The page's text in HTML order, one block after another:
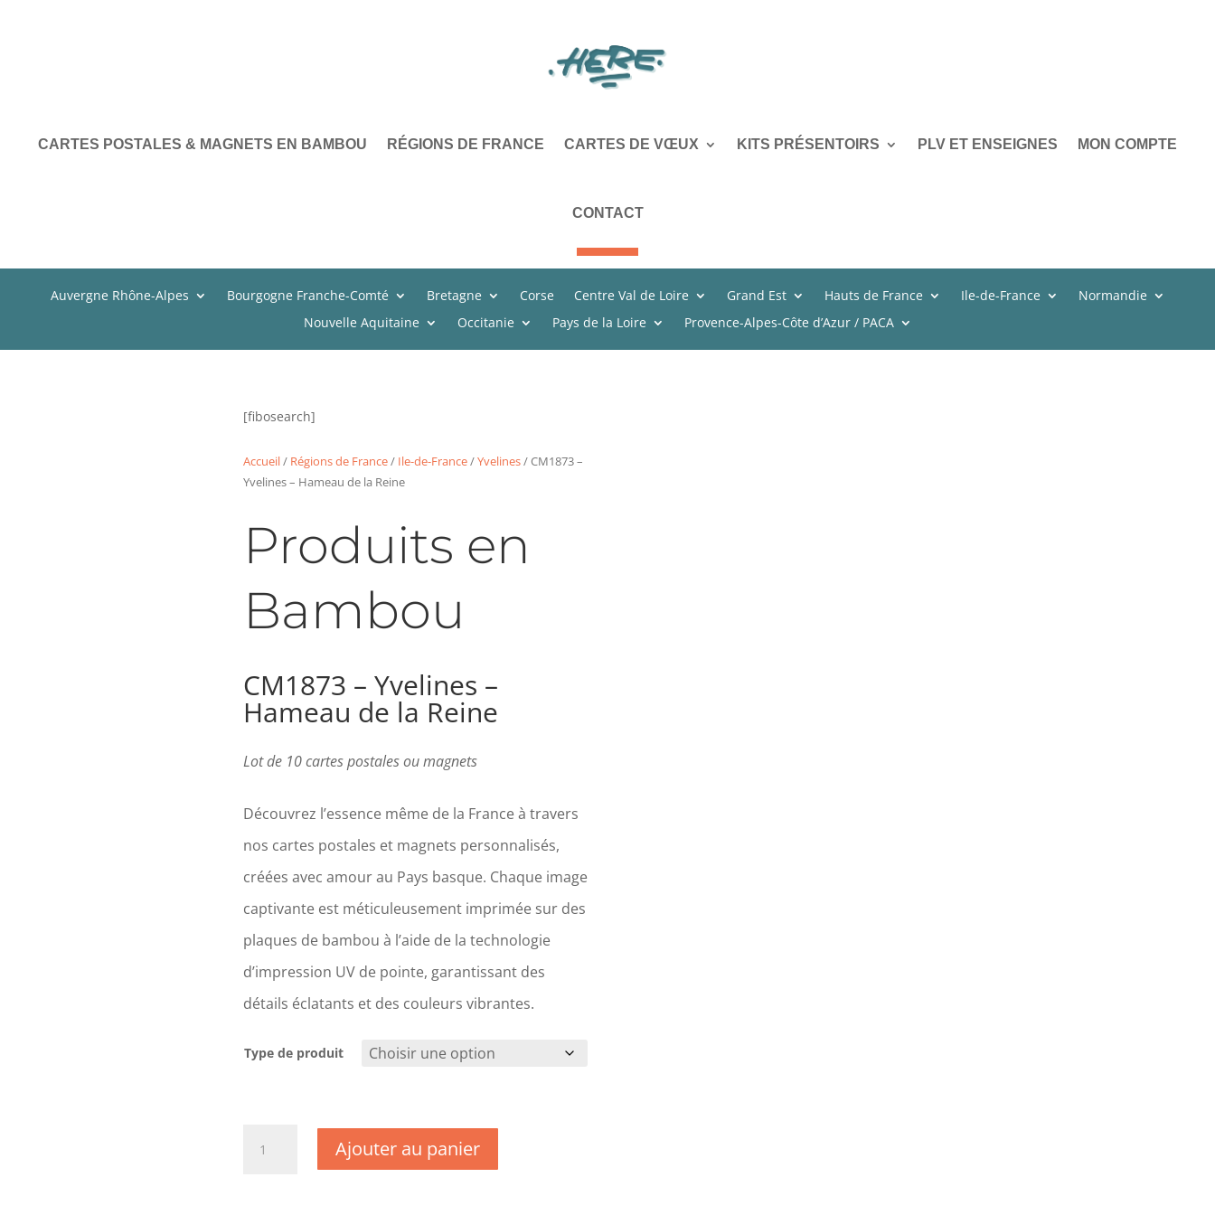
CARTES POSTALES & MAGNETS EN BAMBOU RÉGIONS DE FRANCE CARTES DE VŒUX KITS PRÉSENTOIRS PLV ET ENSEIGNES MON COMPTE
CONTACT
Auvergne Rhône-Alpes Bourgogne Franche-Comté Bretagne Corse Centre Val de Loire Grand Est Hauts de France Ile-de-France
Normandie
Nouvelle Aquitaine
Occitanie Pays de la Loire Provence-Alpes-Côte d’Azur / PACA
[fibosearch]
Accueil/ Régions de France/ Ile-de-France/Yvelines/ CM1873 –
Yvelines – Hameau de la Reine
Produits en
Bambou
CM1873 – Yvelines –
Hameau de la Reine
Lot de 10 cartes postales ou magnets
Découvrez l’essence même de la France à travers
nos cartes postales et magnets personnalisés,
créées avec amour au Pays basque. Chaque image
captivante est méticuleusement imprimée sur des
plaques de bambou à l’aide de la technologie
d’impression UV de pointe, garantissant des
détails éclatants et des couleurs vibrantes.
Type de produit
Ajouter au panier